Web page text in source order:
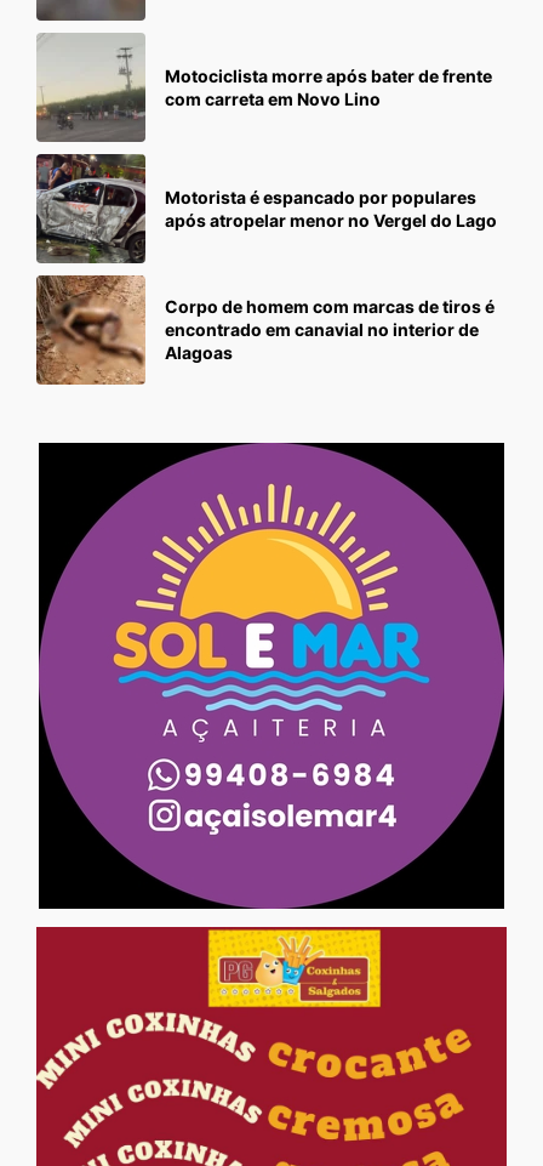
Motociclista morre após bater de frente
com carreta em Novo Lino
Motorista é espancado por populares
após atropelar menor no Vergel do Lago
Corpo de homem com marcas de tiros é
encontrado em canavial no interior de
Alagoas